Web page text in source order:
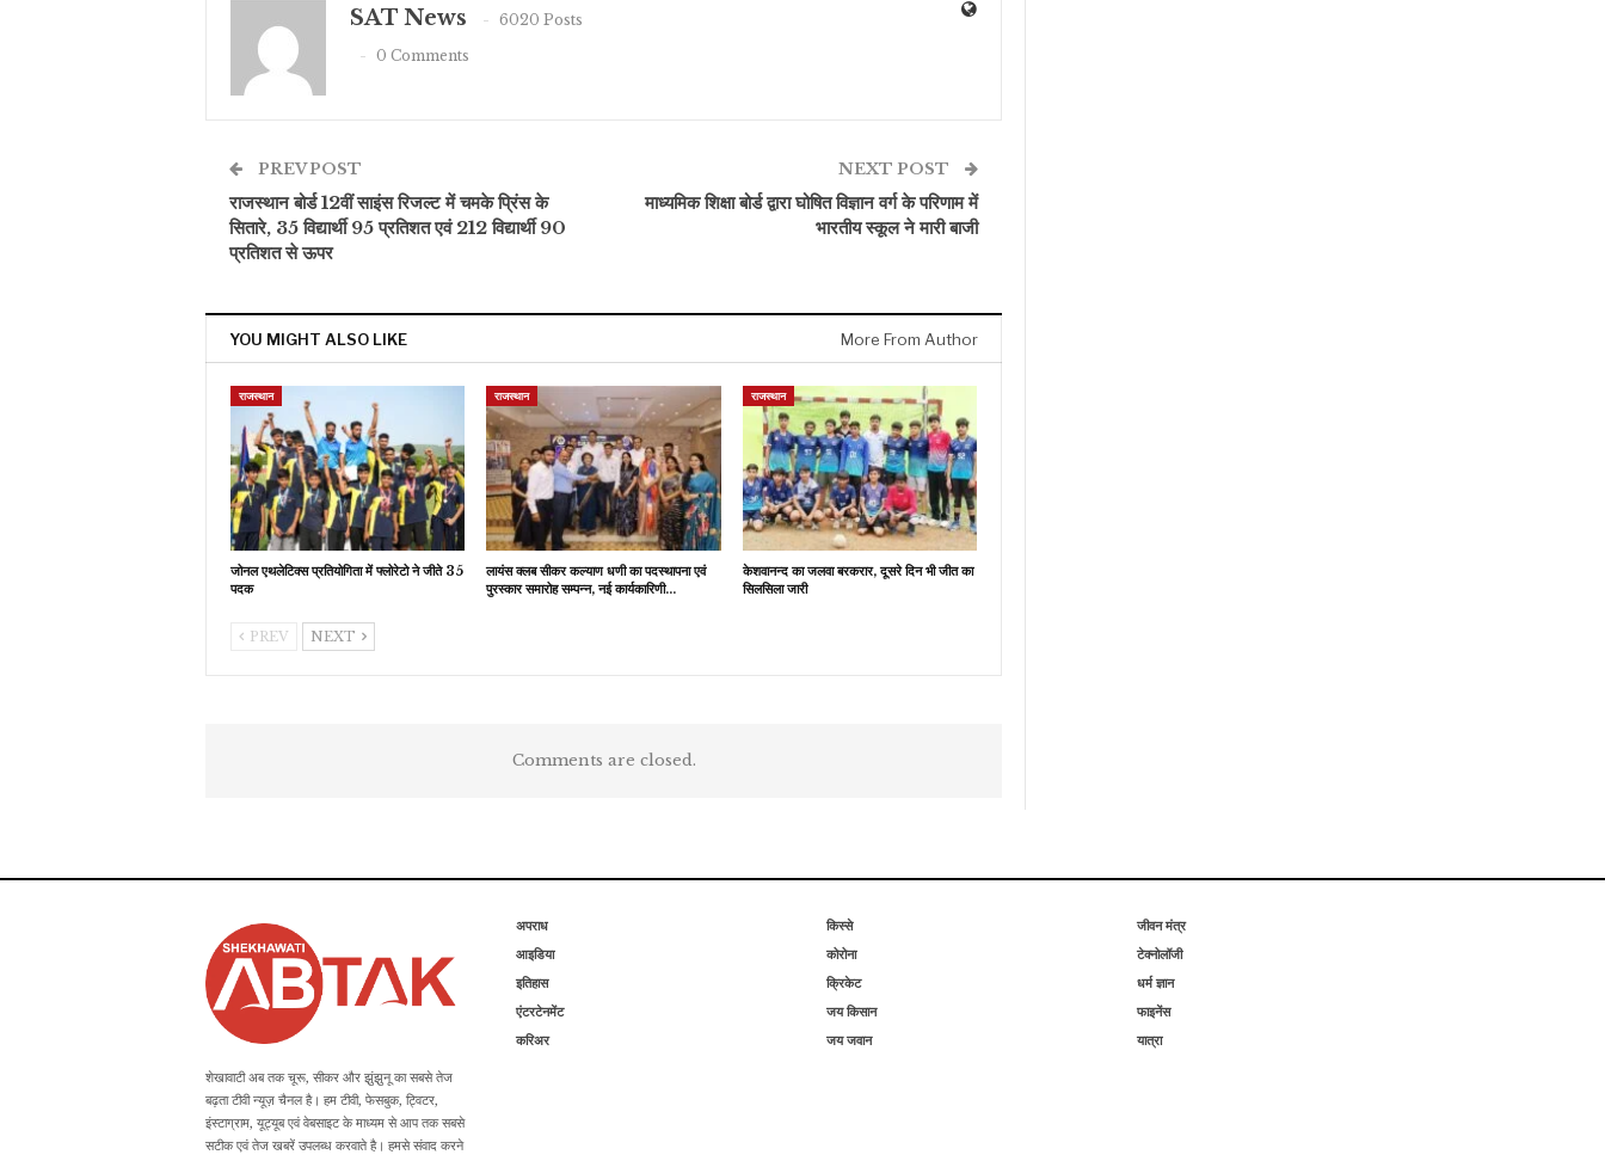
SAT News
6020 Posts
0 Comments
PREV POST
राजस्थान बोर्ड 12वीं साइंस रिजल्ट में चमके प्रिंस के
सितारे, 35 विद्यार्थी 95 प्रतिशत एवं 212 विद्यार्थी 90
प्रतिशत से ऊपर
NEXT POST
माध्यमिक शिक्षा बोर्ड द्वारा घोषित विज्ञान वर्ग के परिणाम में
भारतीय स्कूल ने मारी बाजी
YOU MIGHT ALSO LIKE More From Author
राजस्थान
जोनल एथलेटिक्स प्रतियोगिता में फ्लोरेटो ने जीते 35
पदक
राजस्थान
लायंस क्लब सीकर कल्याण धणी का पदस्थापना एवं
पुरस्कार समारोह सम्पन्न, नई कार्यकारिणी…
राजस्थान
केशवानन्द का जलवा बरकरार, दूसरे दिन भी जीत का
सिलसिला जारी
PREV NEXT
Comments are closed.
शेखावाटी अब तक चूरू, सीकर और झुंझुनू का सबसे तेज
बढ़ता टीवी न्यूज़ चैनल है। हम टीवी, फेसबुक, ट्विटर,
इंस्टाग्राम, यूट्यूब एवं वेबसाइट के माध्यम से आप तक सबसे
सटीक एवं तेज खबरें उपलब्ध करवाते है। हमसे संवाद करने
अपराध
आइडिया
इतिहास
एंटरटेनमेंट
करिअर
किस्से
कोरोना
क्रिकेट
जय किसान
जय जवान
जीवन मंत्र
टेक्नोलॉजी
धर्म ज्ञान
फाइनेंस
यात्रा